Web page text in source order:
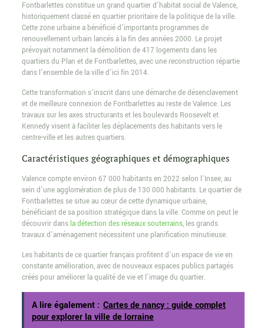
Fontbarlettes constitue un grand quartier d’habitat social de Valence,
historiquement classé en quartier prioritaire de la politique de la ville.
Cette zone urbaine a bénéficié d’importants programmes de
renouvellement urbain lancés à la fin des années 2000. Le projet
prévoyait notamment la démolition de 417 logements dans les
quartiers du Plan et de Fontbarlettes, avec une reconstruction répartie
dans l’ensemble de la ville d’ici fin 2014.
Cette transformation s’inscrit dans une démarche de désenclavement
et de meilleure connexion de Fontbarlettes au reste de Valence. Les
travaux sur les axes structurants et les boulevards Roosevelt et
Kennedy visent à faciliter les déplacements des habitants vers le
centre-ville et les autres quartiers.
Caractéristiques géographiques et démographiques
Valence compte environ 67 000 habitants en 2022 selon l’Insee, au
sein d’une agglomération de plus de 130 000 habitants. Le quartier de
Fontbarlettes se situe au cœur de cette dynamique urbaine,
bénéficiant de sa position stratégique dans la ville. Comme on peut le
découvrir dans la détection des réseaux souterrains, les grands
travaux d’aménagement nécessitent une planification minutieuse.
Les habitants de ce quartier français profitent d’un espace de vie en
constante amélioration, avec de nouveaux espaces publics partagés
créés pour améliorer la qualité de vie et l’image du quartier.
A lire également : Cartes de nancy : guide complet
pour explorer la ville de lorraine